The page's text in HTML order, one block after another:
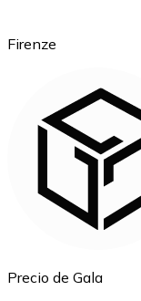
Ethereum
Firenze
Precio de Gala